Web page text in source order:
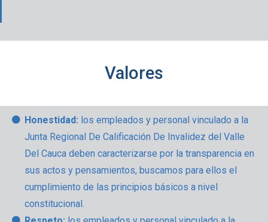
Valores
Honestidad: los empleados y personal vinculado a la
Junta Regional De Calificación De Invalidez del Valle
Del Cauca deben caracterizarse por la transparencia en
sus actos y pensamientos, buscamos para ellos el
cumplimiento de las principios básicos a nivel
constitucional.